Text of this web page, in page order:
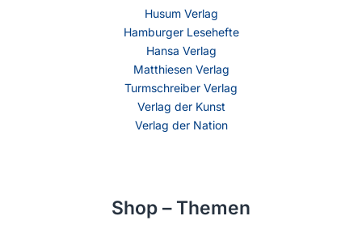
Husum Verlag
Hamburger Lesehefte
Hansa Verlag
Matthiesen Verlag
Turmschreiber Verlag
Verlag der Kunst
Verlag der Nation
Shop – Themen